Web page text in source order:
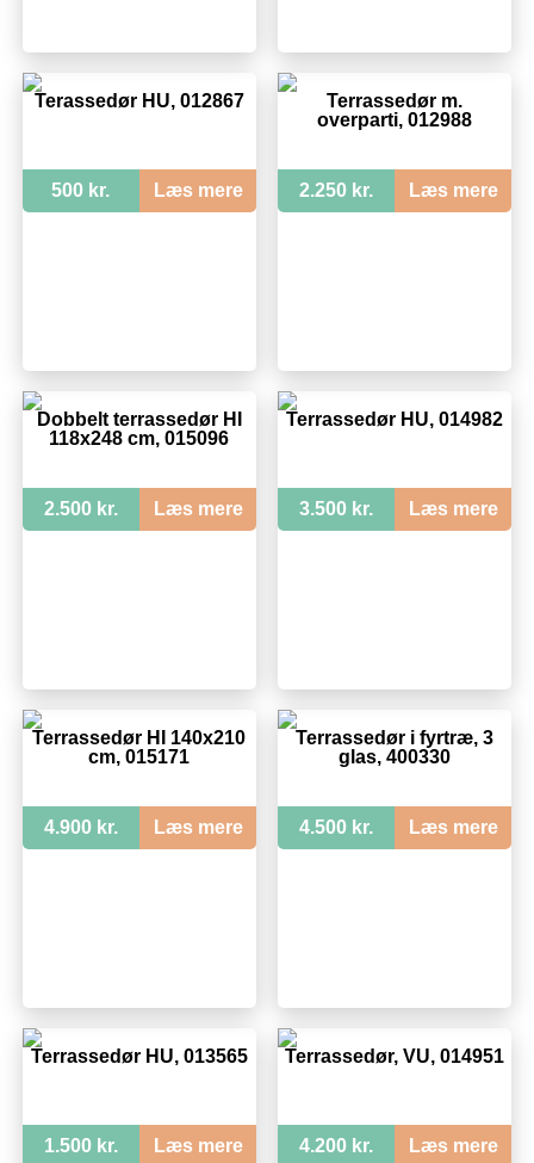
Terassedør HU, 012867
500 kr. Læs mere
Terrassedør m.
overparti, 012988
2.250 kr. Læs mere
Dobbelt terrassedør HI
118x248 cm, 015096
2.500 kr. Læs mere
Terrassedør HU, 014982
3.500 kr. Læs mere
Terrassedør HI 140x210
cm, 015171
4.900 kr. Læs mere
Terrassedør i fyrtræ, 3
glas, 400330
4.500 kr. Læs mere
Terrassedør HU, 013565
1.500 kr. Læs mere
Terrassedør, VU, 014951
4.200 kr. Læs mere